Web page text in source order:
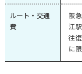
ルート・交通
費
阪
江
往
に